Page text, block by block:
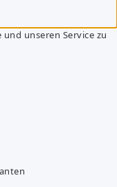
unseren Service zu